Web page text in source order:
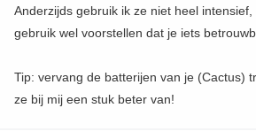
Anderzijds gebruik ik ze niet heel
gebruik wel voorstellen dat je iets
Tip: vervang de batterijen van je (Cactus)
ze bij mij een stuk beter van!